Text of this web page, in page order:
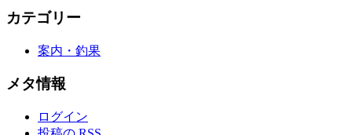
カテゴリー
案内・釣果
メタ情報
ログイン